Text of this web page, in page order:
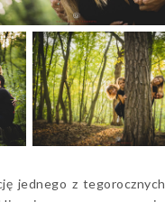
jednego z tegorocznych